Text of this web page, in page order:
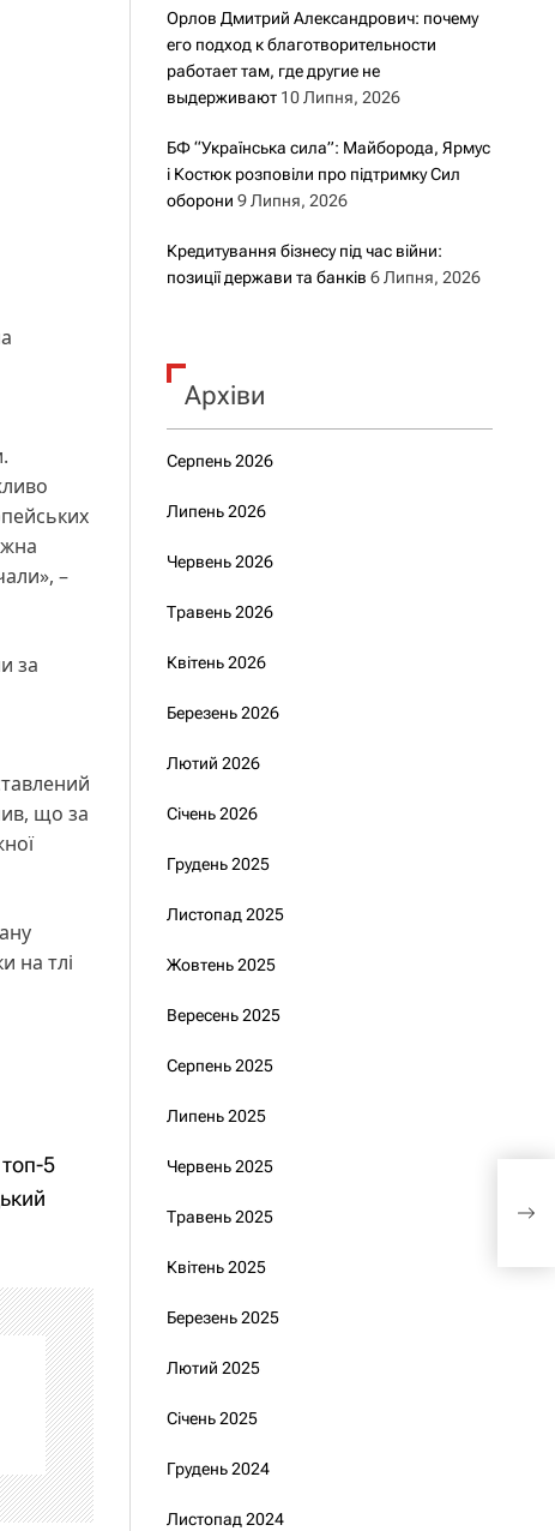
–
за
що за
на тлі
5
Орлов Дмитрий Александрович: почему
его подход к благотворительности
работает там, где другие не
выдерживают 10 Липня, 2026
БФ “Українська сила”: Майборода, Ярмус
і Костюк розповіли про підтримку Сил
оборони 9 Липня, 2026
Кредитування бізнесу під час війни:
позиції держави та банків 6 Липня, 2026
Архіви
Серпень 2026
Липень 2026
Червень 2026
Травень 2026
Квітень 2026
Березень 2026
Лютий 2026
Січень 2026
Грудень 2025
Листопад 2025
Жовтень 2025
Вересень 2025
Серпень 2025
Липень 2025
Червень 2025
Травень 2025
Квітень 2025
Березень 2025
Лютий 2025
Січень 2025
Грудень 2024
Листопад 2024